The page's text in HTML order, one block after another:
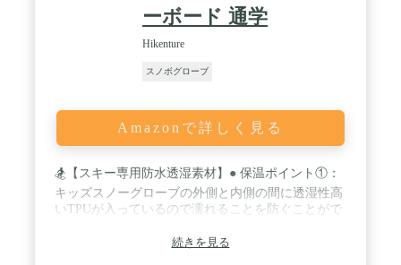
ーボード 通学
Hikenture
スノボグローブ
Amazonで詳しく見る
🏂【スキー専用防水透湿素材】● 保温ポイント①：
キッズスノーグローブの外側と内側の間に透湿性高
いTPUが入っているので濡れることを防ぐことがで
に防水素材、しっかりした撥水加工がされで遊んで
続きを見る